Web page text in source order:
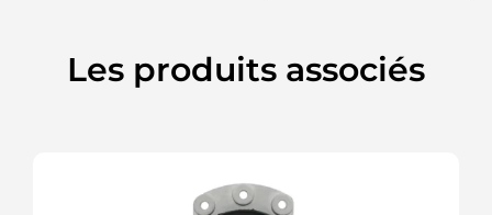
Les produits associés